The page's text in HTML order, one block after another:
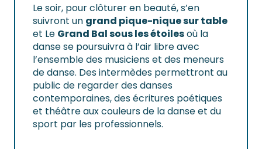
Le soir, pour clôturer en beauté, s’en
suivront un grand pique-nique sur table
et Le Grand Bal sous les étoilesoù la
danse se poursuivra à l’air libre avec
l’ensemble des musiciens et des meneurs
de danse. Des intermèdes permettront au
public de regarder des danses
contemporaines, des écritures poétiques
et théâtre aux couleurs de la danse et du
sport par les professionnels.